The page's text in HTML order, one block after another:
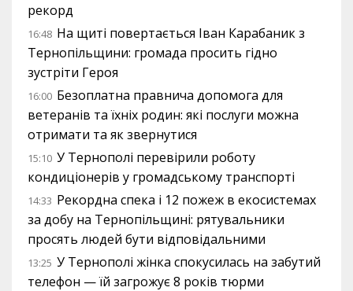
рекорд
16:48 На щиті повертається Іван Карабаник з
Тернопільщини: громада просить гідно
зустріти Героя
16:00 Безоплатна правнича допомога для
ветеранів та їхніх родин: які послуги можна
отримати та як звернутися
15:10 У Тернополі перевірили роботу
кондиціонерів у громадському транспорті
14:33 Рекордна спека і 12 пожеж в екосистемах
за добу на Тернопільщині: рятувальники
просять людей бути відповідальними
13:25 У Тернополі жінка спокусилась на забутий
телефон — їй загрожує 8 років тюрми